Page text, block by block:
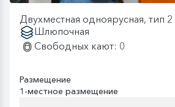
Двухместная одноярусная, тип 2
Шлюпочная
Свободных кают: 0
Размещение
1-местное размещение